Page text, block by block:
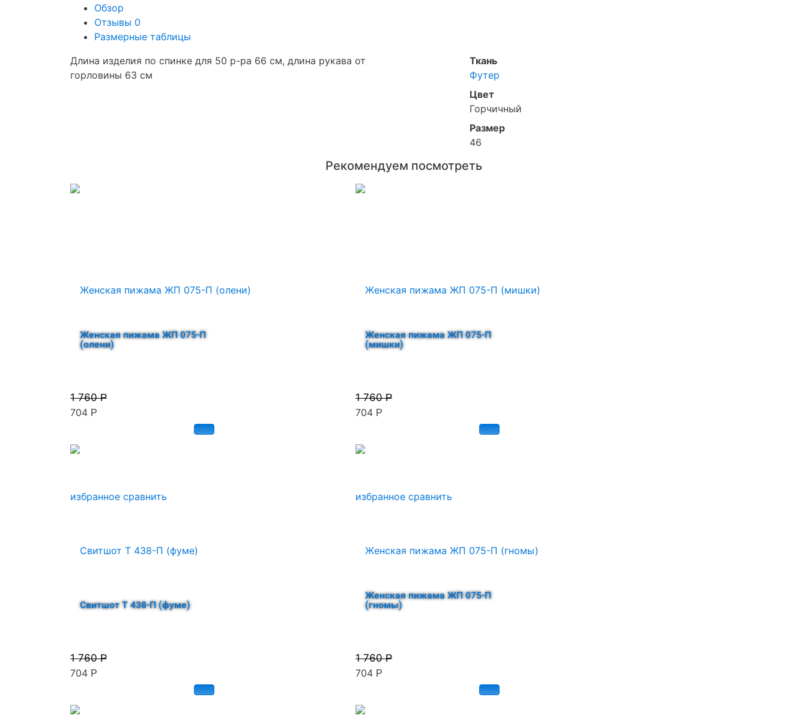
Обзор
Отзывы 0
Размерные таблицы
Длина изделия по спинке для 50 р-ра 66 см, длина рукава от
горловины 63 см
Ткань
Футер
Цвет
Горчичный
Размер
46
Рекомендуем посмотреть
избранное сравнить
Женская пижама ЖП 075-П
(олени)
1 760Р
704 Р
избранное сравнить
Женская пижама ЖП 075-П
(мишки)
1 760Р
704 Р
Свитшот Т 438-П (фуме)
1 760Р
704 Р
Женская пижама ЖП 075-П
(гномы)
1 760Р
704 Р